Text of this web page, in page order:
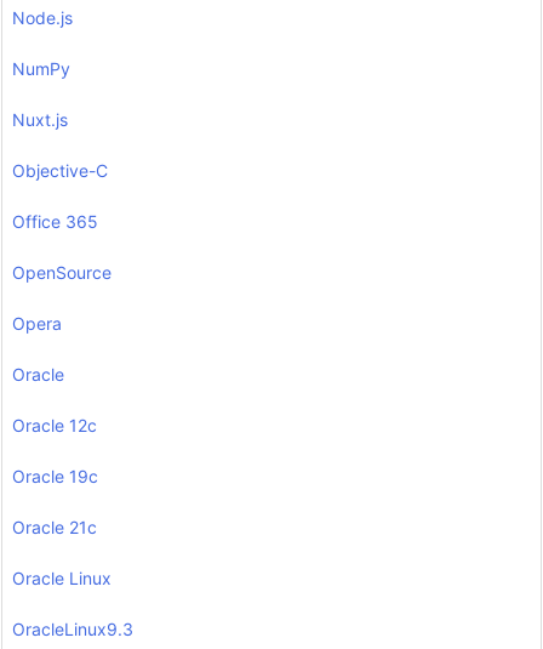
Node.js
NumPy
Nuxt.js
Objective-C
Office 365
OpenSource
Opera
Oracle
Oracle 12c
Oracle 19c
Oracle 21c
Oracle Linux
OracleLinux9.3